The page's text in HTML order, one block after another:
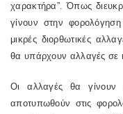
χαρακτήρα”. Όπως
γίνουν στην
μικρές διορθωτικές
θα υπάρχουν αλλαγές σε
Οι αλλαγές θα γίνουν
αποτυπωθούν στις